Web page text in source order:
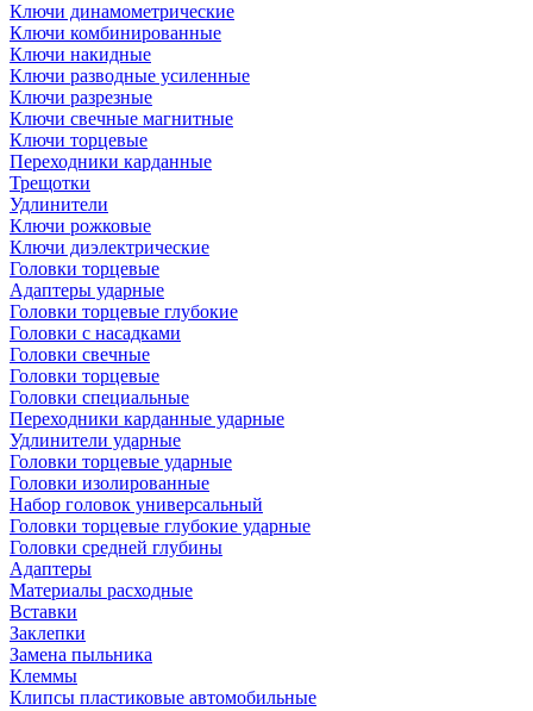
Ключи динамометрические
Ключи комбинированные
Ключи накидные
Ключи разводные усиленные
Ключи разрезные
Ключи свечные магнитные
Ключи торцевые
Переходники карданные
Трещотки
Удлинители
Ключи рожковые
Ключи диэлектрические
Головки торцевые
Адаптеры ударные
Головки торцевые глубокие
Головки с насадками
Головки свечные
Головки торцевые
Головки специальные
Переходники карданные ударные
Удлинители ударные
Головки торцевые ударные
Головки изолированные
Набор головок универсальный
Головки торцевые глубокие ударные
Головки средней глубины
Адаптеры
Материалы расходные
Вставки
Заклепки
Замена пыльника
Клеммы
Клипсы пластиковые автомобильные